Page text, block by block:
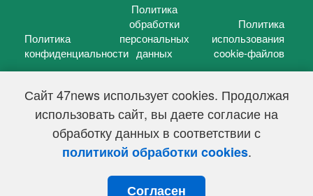
Сайт 47news использует cookies. Продолжая
использовать сайт, вы даете согласие на
обработку данных в соответствии с
политикой обработки cookies.
Согласен
Политика
конфиденциальности
Политика
обработки
персональных
данных
Политика
использования
cookie-файлов
47 новостей (47 news)2005 — 2026 г.
Свидетельство о регистрации СМИ Эл № ФС 77-39848, выдано
Федеральной службой по надзору в сфере связи,
информационных технологий и массовых коммуникаций